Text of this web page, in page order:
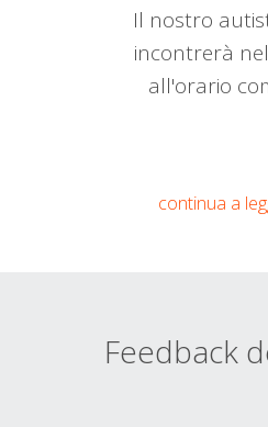
Il nostro
incontrerà
all'orario
continua a
Feedback